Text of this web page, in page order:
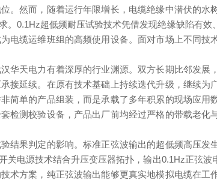
。然而，随着运行年限增长，电缆绝缘中潜伏的水
0.1Hz超低频耐压试验技术凭借发现绝缘缺陷有
电缆运维班组的高频使用设备。面对市场上不同技
华天电力有着深厚的行业渊源。双方长期比邻发展
接延续。在原有技术基础上持续迭代升级，继续为
简单的产品组装，而是承载了多年积累的现场应用
检测校验设备，产品出厂前均经过严格的带载老化
结果判定的影响。标准正弦波输出的超低频高压发
电源技术结合升压变压器拓扑，输出0.1Hz正弦
术方案，纯正弦波输出能够更真实地模拟电缆在工